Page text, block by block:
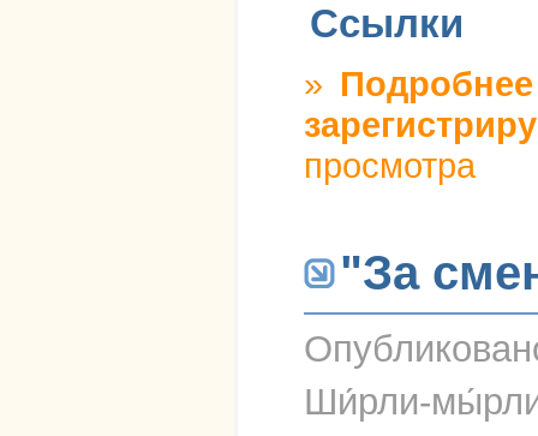
Ссылки
» Подробнее
просмотра
"За
Ши́рли-